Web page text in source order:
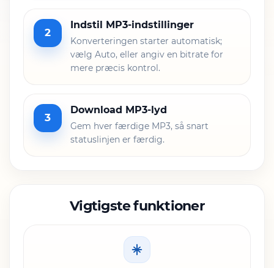
2
Indstil MP3-indstillinger
Konverteringen starter automatisk;
vælg Auto, eller angiv en bitrate for
mere præcis kontrol.
3
Download MP3-lyd
Gem hver færdige MP3, så snart
statuslinjen er færdig.
Vigtigste funktioner